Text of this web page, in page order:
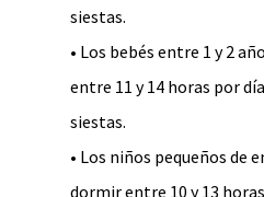
siestas.
• Los bebés entre 1 y 2
entre 11 y 14 horas por
siestas.
• Los niños pequeños de
dormir entre 10 y 13